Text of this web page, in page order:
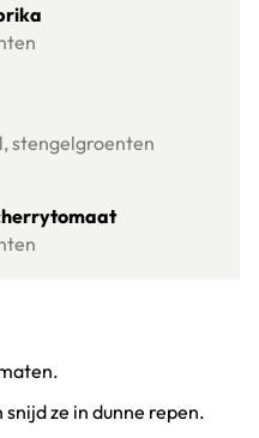
stengelgroenten
te vinken
snijd ze in dunne repen.